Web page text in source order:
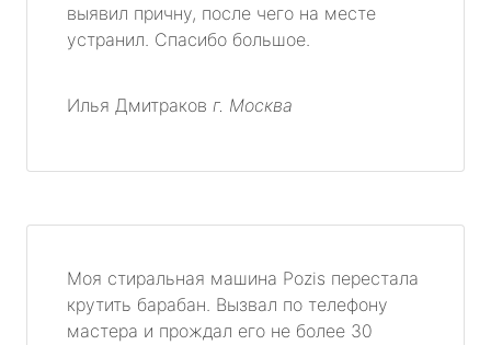
выявил причну, после чего на месте
устранил. Спасибо большое.
Илья Дмитраков г. Москва
Моя стиральная машина Pozis перестала
крутить барабан. Вызвал по телефону
мастера и прождал его не более 30